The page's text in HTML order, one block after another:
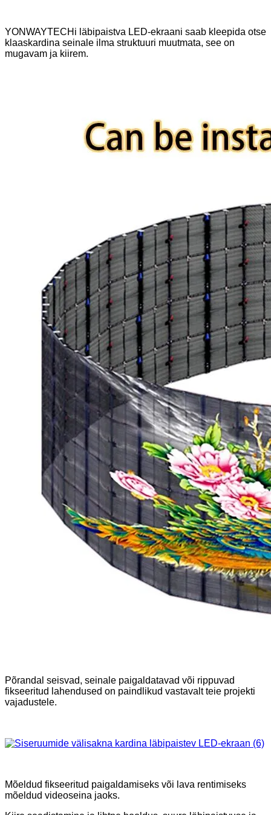
YONWAYTECHi läbipaistva LED-ekraani saab kleepida otse
klaaskardina seinale ilma struktuuri muutmata, see on
mugavam ja kiirem.
Põrandal seisvad, seinale paigaldatavad või rippuvad
fikseeritud lahendused on paindlikud vastavalt teie projekti
vajadustele.
Mõeldud fikseeritud paigaldamiseks või lava rentimiseks
mõeldud videoseina jaoks.